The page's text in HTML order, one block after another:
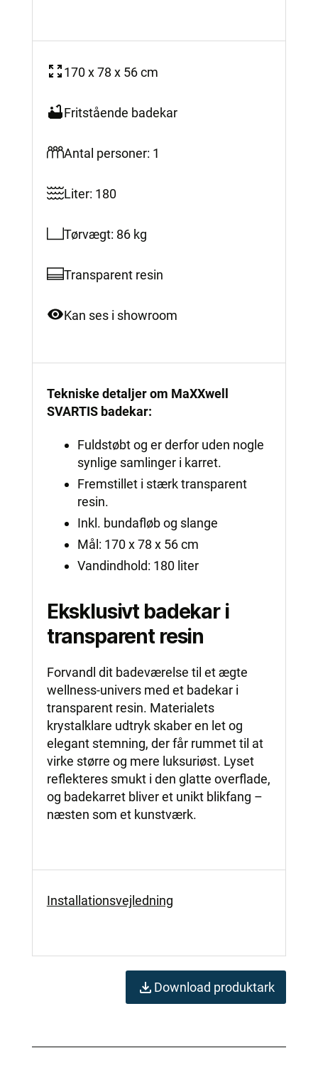
170 x 78 x 56 cm
Fritstående badekar
Antal personer: 1
Liter: 180
Tørvægt: 86 kg
Transparent resin
Kan ses i showroom
Tekniske detaljer om MaXXwell
SVARTIS badekar:
Fuldstøbt og er derfor uden nogle
synlige samlinger i karret.
Fremstillet i stærk transparent
resin.
Inkl. bundafløb og slange
Mål: 170 x 78 x 56 cm
Vandindhold: 180 liter
Eksklusivt badekar i
transparent resin
Forvandl dit badeværelse til et ægte
wellness-univers med et badekar i
transparent resin. Materialets
krystalklare udtryk skaber en let og
elegant stemning, der får rummet til at
virke større og mere luksuriøst. Lyset
reflekteres smukt i den glatte overflade,
og badekarret bliver et unikt blikfang –
næsten som et kunstværk.
Installationsvejledning
Download produktark